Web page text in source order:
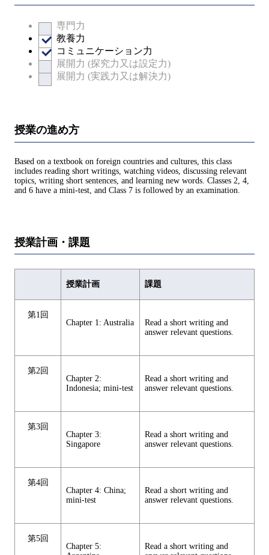
専門力
教養力
コミュニケーション力
展開力 (探究力又は設定力)
展開力 (実践力又は解決力)
授業の進め方
Based on a textbook on foreign countries and cultures, this class
includes reading short writings, watching videos, discussing relevant
topics, writing short sentences, and learning new words. Classes 2, 4,
and 6 have a mini-test, and Class 7 is followed by an examination.
授業計画・課題
授業計画 課題
第1回
Chapter 1: Australia
Read a short writing and
answer relevant questions.
第2回
Chapter 2:
Indonesia; mini-test
Read a short writing and
answer relevant questions.
第3回
Chapter 3:
Singapore
Read a short writing and
answer relevant questions.
第4回
Chapter 4: China;
mini-test
Read a short writing and
answer relevant questions.
第5回
Chapter 5:
Read a short writing and